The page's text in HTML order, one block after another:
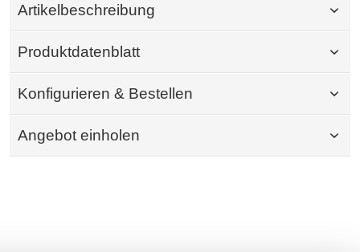
Artikelbeschreibung
Produktdatenblatt
Konfigurieren & Bestellen
Angebot einholen